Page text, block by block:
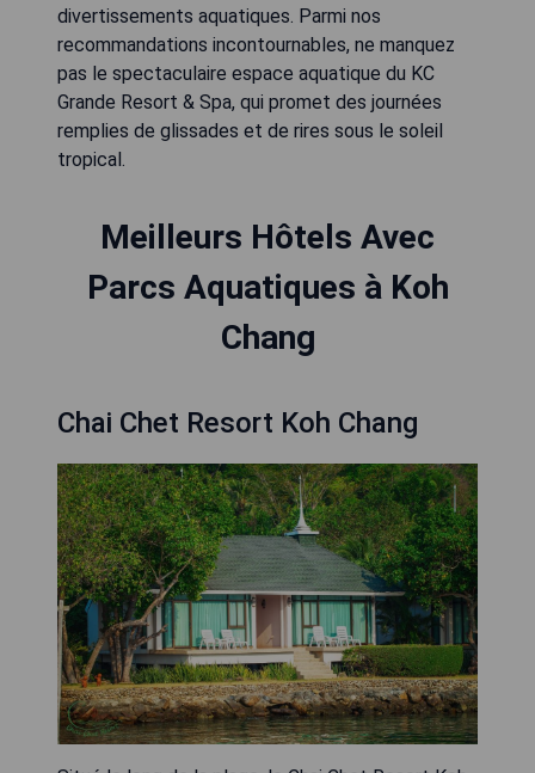
divertissements aquatiques. Parmi nos
recommandations incontournables, ne manquez
pas le spectaculaire espace aquatique du KC
Grande Resort & Spa, qui promet des journées
remplies de glissades et de rires sous le soleil
tropical.
Meilleurs Hôtels Avec
Parcs Aquatiques à Koh
Chang
Chai Chet Resort Koh Chang